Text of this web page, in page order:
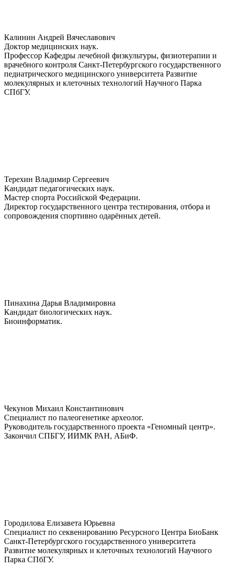
Калинин Андрей Вячеславович
Доктор медицинских наук.
Профессор Кафедры лечебной физкультуры, физиотерапии и
врачебного контроля Санкт-Петербургского государственного
педиатрического медицинского университета Развитие
молекулярных и клеточных технологий Научного Парка
СПбГУ.
Терехин Владимир Сергеевич
Кандидат педагогических наук.
Мастер спорта Российской Федерации.
Директор государственного центра тестирования, отбора и
сопровождения спортивно одарённых детей.
Пинахина Дарья Владимировна
Кандидат биологических наук.
Биоинформатик.
Чекунов Михаил Константинович
Специалист по палеогенетике археолог.
Руководитель государственного проекта «Геномный центр».
Закончил СПБГУ, ИИМК РАН, АБиФ.
Городилова Елизавета Юрьевна
Специалист по секвенированию Ресурсного Центра БиоБанк
Санкт-Петербургского государственного университета
Развитие молекулярных и клеточных технологий Научного
Парка СПбГУ.